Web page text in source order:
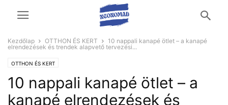
Kezdőlap OTTHON ÉS KERT
10 nappali kanapé ötlet – a kanapé
elrendezések és trendek alapvető tervezési...
OTTHON ÉS KERT
10 nappali kanapé ötlet – a
kanapé elrendezések és